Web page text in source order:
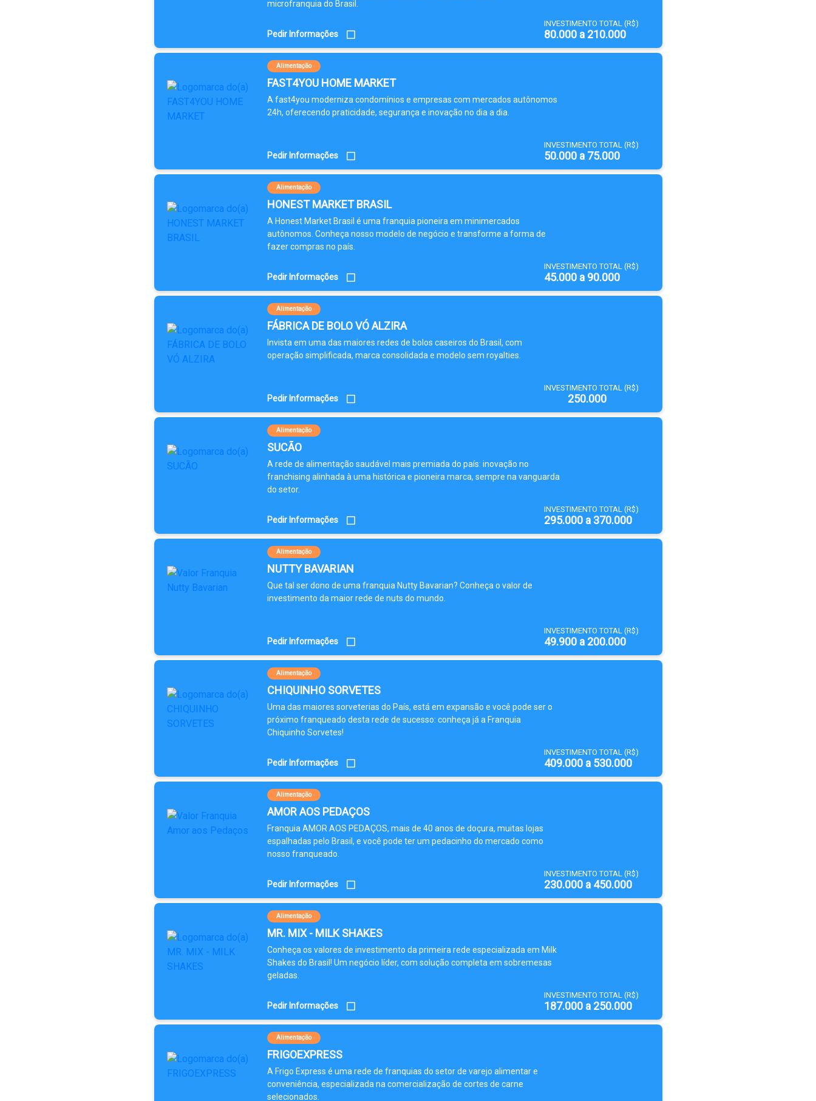
microfranquia do Brasil.
INVESTIMENTO TOTAL (R$)
80.000 a 210.000
Pedir Informações
Alimentação
FAST4YOU HOME MARKET
A fast4you moderniza condomínios e empresas com mercados autônomos
24h, oferecendo praticidade, segurança e inovação no dia a dia.
INVESTIMENTO TOTAL (R$)
50.000 a 75.000
Pedir Informações
Alimentação
HONEST MARKET BRASIL
A Honest Market Brasil é uma franquia pioneira em minimercados
autônomos. Conheça nosso modelo de negócio e transforme a forma de
fazer compras no país.
INVESTIMENTO TOTAL (R$)
45.000 a 90.000
Pedir Informações
Alimentação
FÁBRICA DE BOLO VÓ ALZIRA
Invista em uma das maiores redes de bolos caseiros do Brasil, com
operação simplificada, marca consolidada e modelo sem royalties.
INVESTIMENTO TOTAL (R$)
250.000
Pedir Informações
Alimentação
SUCÃO
A rede de alimentação saudável mais premiada do país: inovação no
franchising alinhada à uma histórica e pioneira marca, sempre na vanguarda
do setor.
INVESTIMENTO TOTAL (R$)
295.000 a 370.000
Pedir Informações
Alimentação
NUTTY BAVARIAN
Que tal ser dono de uma franquia Nutty Bavarian? Conheça o valor de
investimento da maior rede de nuts do mundo.
INVESTIMENTO TOTAL (R$)
49.900 a 200.000
Pedir Informações
Alimentação
CHIQUINHO SORVETES
Uma das maiores sorveterias do País, está em expansão e você pode ser o
próximo franqueado desta rede de sucesso: conheça já a Franquia
Chiquinho Sorvetes!
INVESTIMENTO TOTAL (R$)
409.000 a 530.000
Pedir Informações
Alimentação
AMOR AOS PEDAÇOS
Franquia AMOR AOS PEDAÇOS, mais de 40 anos de doçura, muitas lojas
espalhadas pelo Brasil, e você pode ter um pedacinho do mercado como
nosso franqueado.
INVESTIMENTO TOTAL (R$)
230.000 a 450.000
Pedir Informações
Alimentação
MR. MIX - MILK SHAKES
Conheça os valores de investimento da primeira rede especializada em Milk
Shakes do Brasil! Um negócio líder, com solução completa em sobremesas
geladas.
INVESTIMENTO TOTAL (R$)
187.000 a 250.000
Pedir Informações
Alimentação
FRIGOEXPRESS
A Frigo Express é uma rede de franquias do setor de varejo alimentar e
conveniência, especializada na comercialização de cortes de carne
selecionados.